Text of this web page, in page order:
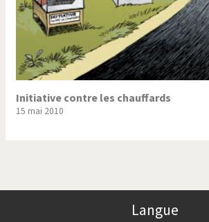
Initiative contre les chauffards
15 mai 2010
Langue